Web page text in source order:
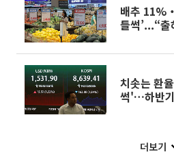
배추
들썩’...“
치솟는 환
썩'…하반
더보기